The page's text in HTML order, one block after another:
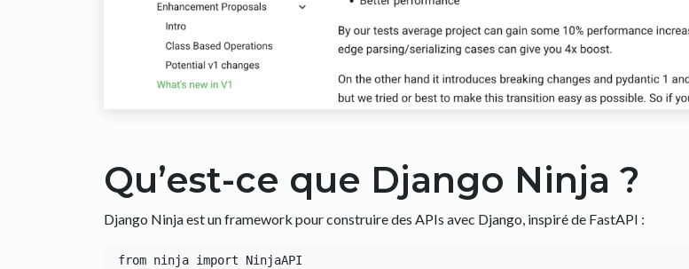
Qu’est-ce que Django Ninja ?
Django Ninja est un framework pour construire des APIs avec Django, inspiré de FastAPI :
from ninja import NinjaAPI